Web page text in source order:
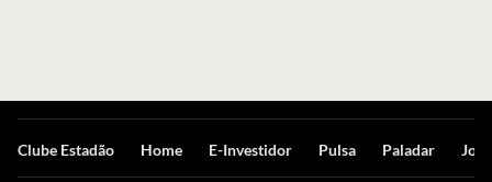
Clube Estadão Home E-Investidor Pulsa Paladar